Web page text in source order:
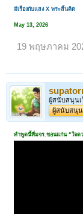
มีเรื่องกับแสง X พระสิ้นคิด
May 13, 2026
19 พฤษภาคม
ผู้สนับสนุนเ
ผู้สนับสนุน
คำพูดนี้ที่มจร.ขอนแก่น “ใจด